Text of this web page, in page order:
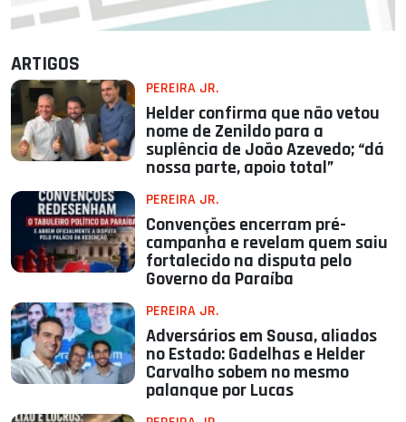
ARTIGOS
PEREIRA JR.
Helder confirma que não vetou
nome de Zenildo para a
suplência de João Azevedo; “dá
nossa parte, apoio total”
PEREIRA JR.
Convenções encerram pré-
campanha e revelam quem saiu
fortalecido na disputa pelo
Governo da Paraíba
PEREIRA JR.
Adversários em Sousa, aliados
no Estado: Gadelhas e Helder
Carvalho sobem no mesmo
palanque por Lucas